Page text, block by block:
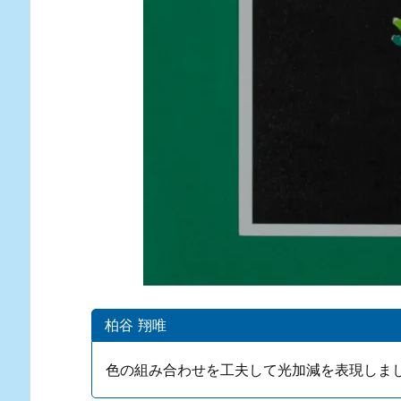
柏谷 翔唯
色の組み合わせを工夫して光加減を表現しま